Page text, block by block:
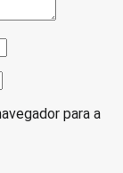
para a